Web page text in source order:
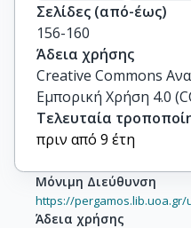
Σελίδες (από-έως)
156-160
Άδεια χρήσης
Creative Commons
Εμπορική Χρήση 4.0
Τελευταία
πριν από 9 έτη
Μόνιμη Διεύθυνση
https://pergamos.lib.uoa.gr/
Άδεια χρήσης